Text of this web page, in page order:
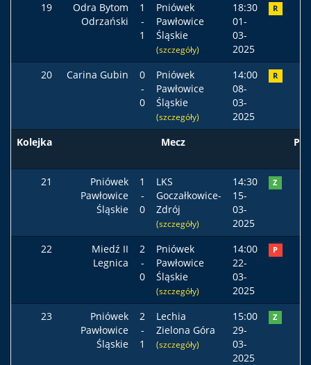
19
Odra Bytom
Odrzański
1
-
1
Pniówek
Pawłowice
Śląskie
(szczegóły)
18:30
01-
03-
2025
R
20 Carina Gubin
0
-
0
Pniówek
Pawłowice
Śląskie
(szczegóły)
14:00
08-
03-
2025
R
Kolejka Mecz
21
Pniówek
Pawłowice
Śląskie
1
-
0
LKS
Goczałkowice-
Zdrój
(szczegóły)
14:30
15-
03-
2025
Z
22
Miedź II
Legnica
2
-
0
Pniówek
Pawłowice
Śląskie
(szczegóły)
14:00
22-
03-
2025
P
23
Pniówek
Pawłowice
Śląskie
2
-
1
Lechia
Zielona Góra
(szczegóły)
15:00
29-
03-
2025
Z